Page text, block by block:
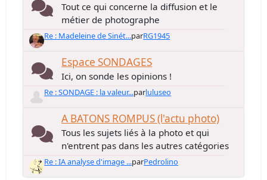
Tout ce qui concerne la diffusion et le
métier de photographe
Re : Madeleine de Sinét...parRG1945
Espace SONDAGES
Ici, on sonde les opinions !
Re : SONDAGE : la valeur...parluluseo
A BATONS ROMPUS (l'actu photo)
Tous les sujets liés à la photo et qui
n'entrent pas dans les autres catégories
Re : IA analyse d'image ...parPedrolino